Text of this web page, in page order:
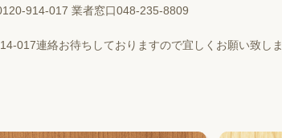
914-017 業者窓口048-235-8809
017連絡お待ちしておりますので宜しくお願い致しま